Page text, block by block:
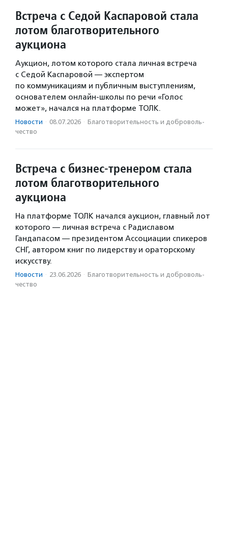
Встреча с Седой Каспаровой стала
лотом благотворительного
аукциона
Аукцион, лотом которого стала личная встреча
с Седой Каспаровой — экспертом
по коммуникациям и публичным выступлениям,
основателем онлайн-школы по речи «Голос
может», начался на платформе ТОЛК.
Новости · 08.07.2026 · Благотвори­тель­ность и доброволь­
чест­во
Встреча с бизнес-тренером стала
лотом благотворительного
аукциона
На платформе ТОЛК начался аукцион, главный лот
которого — личная встреча с Радиславом
Гандапасом — президентом Ассоциации спикеров
СНГ, автором книг по лидерству и ораторскому
искусству.
Новости · 23.06.2026 · Благотвори­тель­ность и доброволь­
чест­во